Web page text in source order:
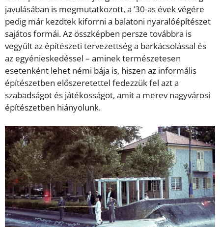
javulásában is megmutatkozott, a ’30-as évek végére
pedig már kezdtek kiforrni a balatoni nyaralóépítészet
sajátos formái. Az összképben persze továbbra is
vegyült az építészeti tervezettség a barkácsolással és
az egyénieskedéssel – aminek természetesen
esetenként lehet némi bája is, hiszen az informális
építészetben előszeretettel fedezzük fel azt a
szabadságot és játékosságot, amit a merev nagyvárosi
építészetben hiányolunk.